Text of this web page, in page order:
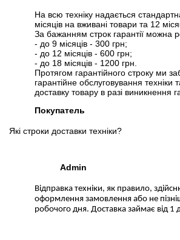
На всю техніку надається
місяців на вживані товари та 12
За бажанням строк гарантії можна
- до 9 місяців - 300 грн;
- до 12 місяців - 600 грн;
- до 18 місяців - 1200 грн.
Протягом гарантійного строку ми
гарантійне обслуговування техніки
доставку товару в разі виникнення
Покупатель
Які строки доставки техніки?
Admin
Відправка техніки, як правило,
оформлення замовлення або не
робочого дня. Доставка займає від 1